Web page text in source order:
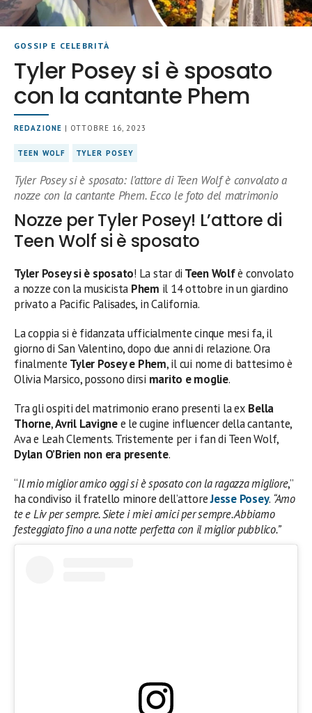
GOSSIP E CELEBRITÀ
Tyler Posey si è sposato
con la cantante Phem
REDAZIONE | OTTOBRE 16, 2023
TEEN WOLF TYLER POSEY
Tyler Posey si è sposato: l’attore di Teen Wolf è convolato a
nozze con la cantante Phem. Ecco le foto del matrimonio
Nozze per Tyler Posey! L’attore di
Teen Wolf si è sposato
Tyler Posey si è sposato! La star di Teen Wolfè convolato
a nozze con la musicista Phem il 14 ottobre in un giardino
privato a Pacific Palisades, in California.
La coppia si è fidanzata ufficialmente cinque mesi fa, il
giorno di San Valentino, dopo due anni di relazione. Ora
finalmente Tyler Posey e Phem, il cui nome di battesimo è
Olivia Marsico, possono dirsi marito e moglie.
Tra gli ospiti del matrimonio erano presenti la ex Bella
Thorne,Avril Lavignee le cugine influencer della cantante,
Ava e Leah Clements. Tristemente per i fan di Teen Wolf,
Dylan O’Brien non era presente.
“Il mio miglior amico oggi si è sposato con la ragazza migliore,”
ha condiviso il fratello minore dell’attoreJesse Posey. “Amo
te e Liv per sempre. Siete i miei amici per sempre. Abbiamo
festeggiato fino a una notte perfetta con il miglior pubblico.”